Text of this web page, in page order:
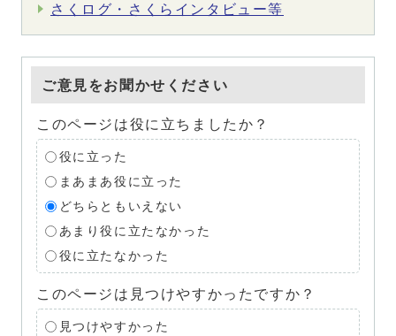
さくログ・さくらインタビュー等
ご意見をお聞かせください
このページは役に立ちましたか？
役に立った
まあまあ役に立った
どちらともいえない
あまり役に立たなかった
役に立たなかった
このページは見つけやすかったですか？
見つけやすかった